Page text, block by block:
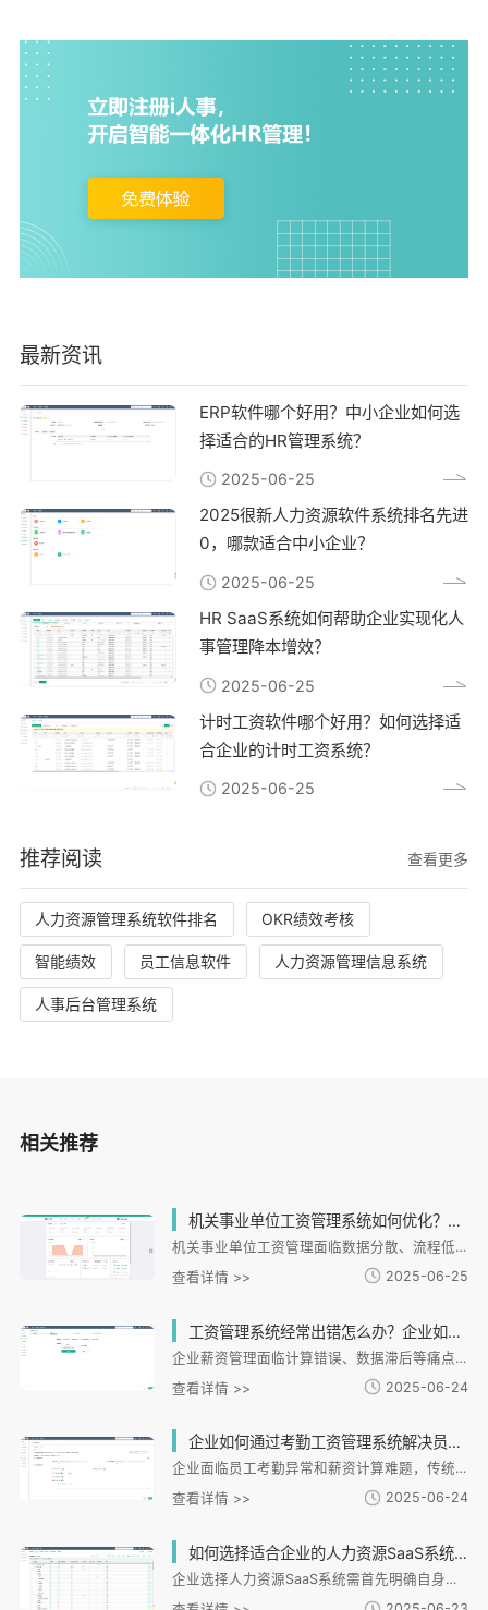
最新资讯
ERP软件哪个好用？中小企业如何选
择适合的HR管理系统？
2025-06-25
2025很新人力资源软件系统排名先进
0，哪款适合中小企业？
2025-06-25
HR SaaS系统如何帮助企业实现化人
事管理降本增效？
2025-06-25
计时工资软件哪个好用？如何选择适
合企业的计时工资系统？
2025-06-25
推荐阅读 查看更多
人力资源管理系统软件排名 OKR绩效考核
智能绩效 员工信息软件 人力资源管理信息系统
人事后台管理系统
相关推荐
机关事业单位工资管理系统如何优化？数据安全与效率提升难题怎么解决？
机关事业单位工资管理面临数据分散、流程低效、安全风险三大痛点。i人事系统提供数字化解决方案，通过薪酬管理、全场景考勤、动态员工信息管理和绩效考核体系四大核心功能，实现工资核算精确化、流程自动化和数据安全化。系统采用银行级加密和多级权限管控，显著提升管理效率，薪酬核算时间缩短至3天内，考勤异常处理效率提升80%。未来将强化政策合规功能，推动机关事业单位工资管理数字化转型。
查看详情 >>
2025-06-25
工资管理系统经常出错怎么办？企业如何选择靠谱的薪资核算软件？
企业薪资管理面临计算错误、数据滞后等痛点，i人事系统通过联动、灵活配置和全流程线上化解决方案，实现精确核算与高效审批。系统支持多模块数据自动同步、自定义考勤规则和电子工资条推送，有效降低人为失误风险。典型案例显示，i人事帮助连锁餐饮企业缩短薪资核算周期，助力跨国企业实现数据统一管理。其银行级加密技术和多维度分析功能，为企业提供安全合规的薪资管理方案，优化人力资源整体效能。
查看详情 >>
2025-06-24
企业如何通过考勤工资管理系统解决员工考勤异常和薪资计算难题？
企业面临员工考勤异常和薪资计算难题，传统人工管理方式效率低下且易出错。i人事HR管理系统提供全流程解决方案，通过多场景打卡、异常处理、自动化数据同步等功能，有效解决考勤数据分散、薪资计算复杂等问题。系统支持灵活规则配置和合规保障，显著提升管理效率，降低错误率。未来将强化数据联动、优化移动体验，助力企业实现化管理转型。
查看详情 >>
2025-06-24
如何选择适合企业的人力资源SaaS系统提升管理效率？
企业选择人力资源SaaS系统需首先明确自身管理痛点与目标，如连锁企业关注多门店管理，互联网公司侧重组织灵活性。系统核心功能应匹配业务场景，包括招聘、考勤、薪酬等模块的化处理能力。同时需评估系统扩展性，支持组织架构调整和多地区管理。数据安全方面要符合国际认证标准，确保隐私保护。良好的用户体验和供应商实施支持也至关重要。终选择应回归管理本质，通过技术赋能提升组织效能。